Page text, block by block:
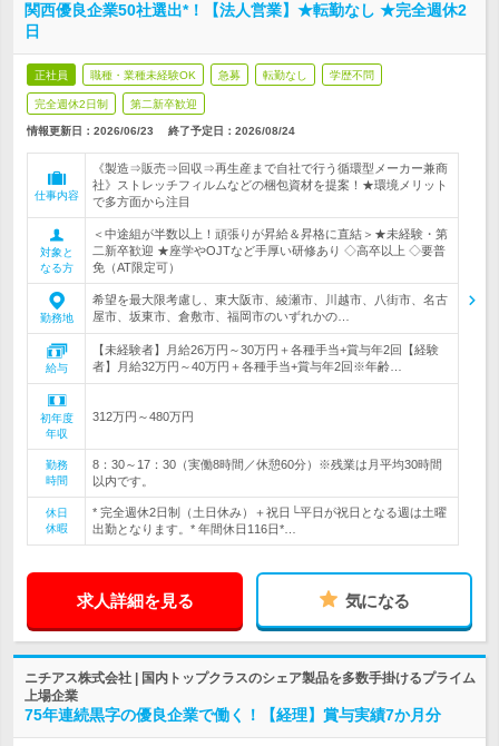
関西優良企業50社選出*！【法人営業】★転勤なし ★完全週休2
日
正社員 職種・業種未経験OK 急募 転勤なし 学歴不問
完全週休2日制 第二新卒歓迎
情報更新日：2026/06/23 終了予定日： 2026/08/24
仕事内容
《製造⇒販売⇒回収⇒再生産まで自社で行う循環型メーカー兼商
社》ストレッチフィルムなどの梱包資材を提案！★環境メリット
で多方面から注目
対象と
なる方
＜中途組が半数以上！頑張りが昇給＆昇格に直結＞★未経験・第
二新卒歓迎 ★座学やOJTなど手厚い研修あり ◇高卒以上 ◇要普
免（AT限定可）
勤務地
希望を最大限考慮し、東大阪市、綾瀬市、川越市、八街市、名古
屋市、坂東市、倉敷市、福岡市のいずれかの…
給与
【未経験者】月給26万円～30万円＋各種手当+賞与年2回【経験
者】月給32万円～40万円＋各種手当+賞与年2回※年齢…
初年度
年収
312万円～480万円
勤務
時間
8：30～17：30（実働8時間／休憩60分）※残業は月平均30時間
以内です。
休日
休暇
* 完全週休2日制（土日休み）＋祝日└平日が祝日となる週は土曜
出勤となります。* 年間休日116日*…
求人詳細を見る 気になる
ニチアス株式会社 | 国内トップクラスのシェア製品を多数手掛けるプライム
上場企業
75年連続黒字の優良企業で働く！【経理】賞与実績7か月分